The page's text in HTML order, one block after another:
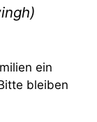
ein
bleiben